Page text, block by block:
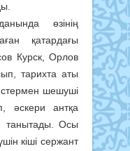
өзінің
қатардағы
Курск, Орлов
тарихта аты
шешуші
әскери антқа
танытады. Осы
кіші сержант